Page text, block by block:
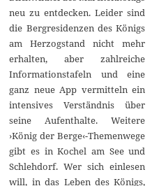
neu zu entdecken. Leider sind
die Bergresidenzen des Königs
am Herzogstand nicht mehr
erhalten, aber zahlreiche
Informationstafeln und eine
ganz neue App vermitteln ein
intensives Verständnis über
seine Aufenthalte. Weitere
›König der Berge‹-Themenwege
gibt es in Kochel am See und
Schlehdorf. Wer sich einlesen
will, in das Leben des Königs,